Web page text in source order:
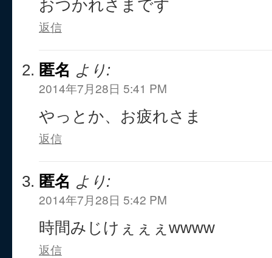
おつかれさまです
返信
匿名 より:
2014年7月28日 5:41 PM
やっとか、お疲れさま
返信
匿名 より:
2014年7月28日 5:42 PM
時間みじけぇぇぇwwww
返信